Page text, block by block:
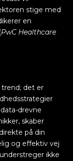
stige med
en
PwC Healthcare
det er
drevne
skaber
på din
og effektiv vej
ikke